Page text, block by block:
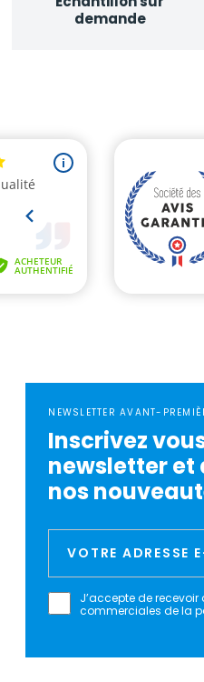
demande
NEWSLETTER AVANT-
Inscrivez
newsletter et
nos
J’accepte de
commerciales de la